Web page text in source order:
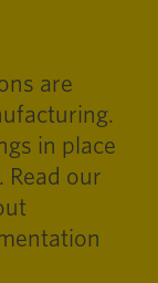
are
in place
our